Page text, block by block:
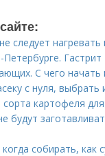
следует
Гастрит
С чего
с нуля,
картофеля
будут
собирать, как